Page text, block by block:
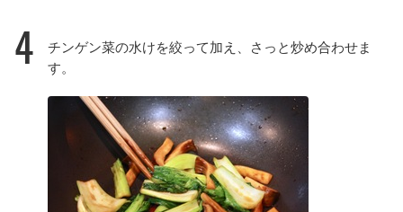
4
チンゲン菜の水けを絞って加え、さっと炒め合わせま
す。